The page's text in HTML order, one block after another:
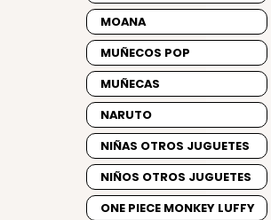
MOANA
MUÑECOS POP
MUÑECAS
NARUTO
NIÑAS OTROS JUGUETES
NIÑOS OTROS JUGUETES
ONE PIECE MONKEY LUFFY